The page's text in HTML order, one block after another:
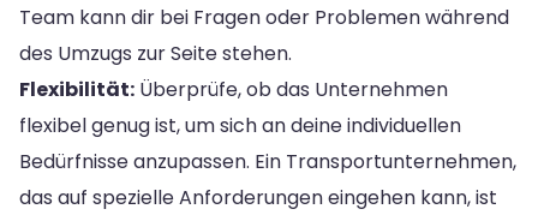
Team kann dir bei Fragen oder Problemen während
des Umzugs zur Seite stehen.
Flexibilität: Überprüfe, ob das Unternehmen
flexibel genug ist, um sich an deine individuellen
Bedürfnisse anzupassen. Ein Transportunternehmen,
das auf spezielle Anforderungen eingehen kann, ist